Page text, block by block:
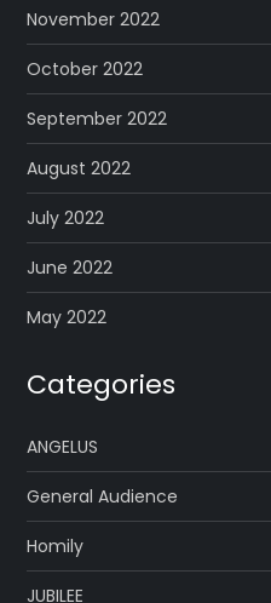
November 2022
October 2022
September 2022
August 2022
July 2022
June 2022
May 2022
Categories
ANGELUS
General Audience
Homily
JUBILEE